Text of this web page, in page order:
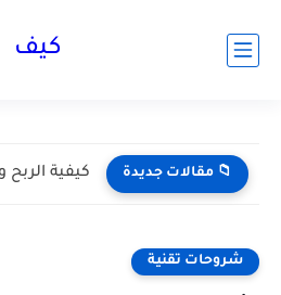
كيف
📁 مقالات جديدة
شروحات تقنية